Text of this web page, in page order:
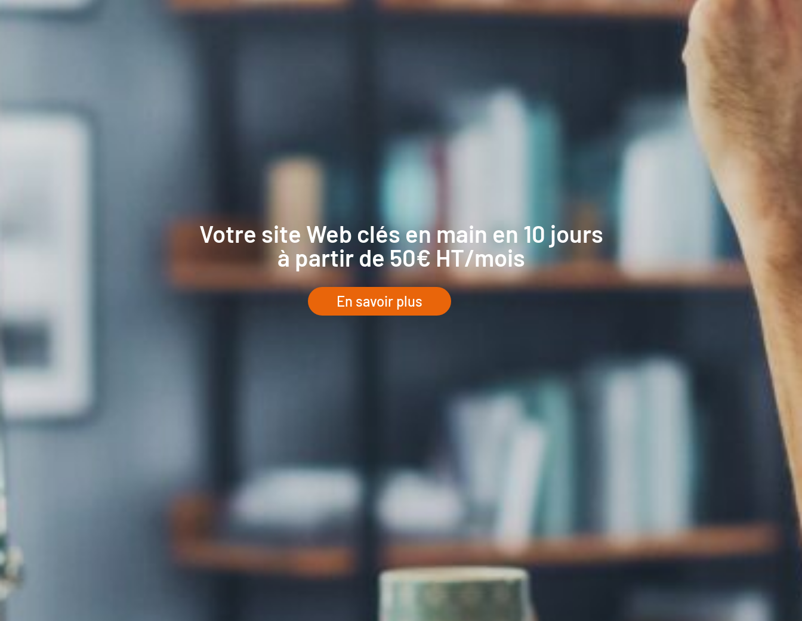
Votre site Web clés en main en 10 jours
à partir de 50€ HT/mois
En savoir plus